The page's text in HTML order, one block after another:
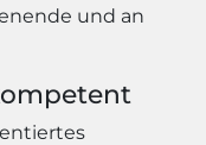
und an